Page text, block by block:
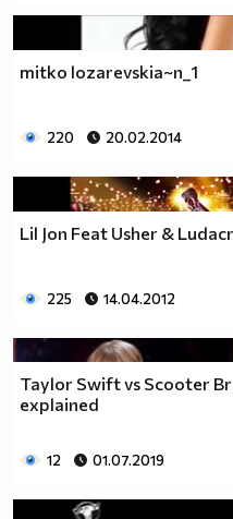
mitko lozarevskia~n_1
220 20.02.2014
Lil Jon Feat Usher &
225 14.04.2012
Taylor Swift vs Scooter
explained
12 01.07.2019